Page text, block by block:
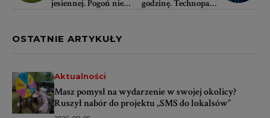
jesiennej. Pogoń nie
prowadzenia
godzinę. Technopark
OSTATNIE ARTYKUŁY
Aktualności
Masz pomysł na wydarzenie w swojej okolicy?
Ruszył nabór do projektu „SMS do lokalsów”